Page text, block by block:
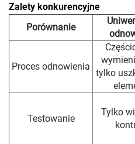
Zalety konkurencyjne
Porównanie
Proces odnowienia
tylko
Testowanie
Tylko